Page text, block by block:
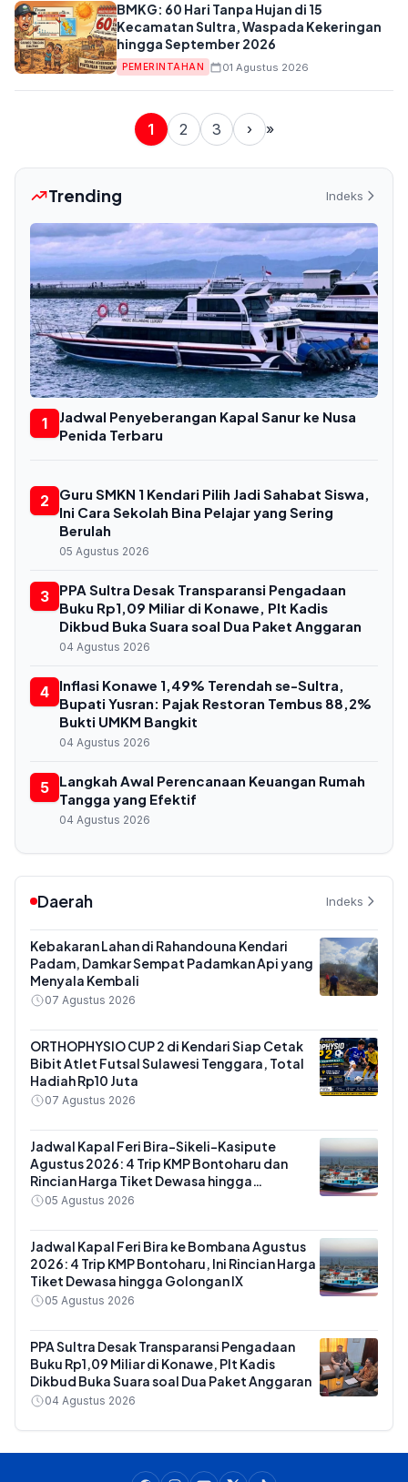
BMKG: 60 Hari Tanpa Hujan di 15
Kecamatan Sultra, Waspada Kekeringan
hingga September 2026
PEMERINTAHAN 01 Agustus 2026
1 2 3 › »
Trending Indeks
1
Jadwal Penyeberangan Kapal Sanur ke Nusa
Penida Terbaru
2
Guru SMKN 1 Kendari Pilih Jadi Sahabat Siswa,
Ini Cara Sekolah Bina Pelajar yang Sering
Berulah
05 Agustus 2026
3
PPA Sultra Desak Transparansi Pengadaan
Buku Rp1,09 Miliar di Konawe, Plt Kadis
Dikbud Buka Suara soal Dua Paket Anggaran
04 Agustus 2026
4
Inflasi Konawe 1,49% Terendah se-Sultra,
Bupati Yusran: Pajak Restoran Tembus 88,2%
Bukti UMKM Bangkit
04 Agustus 2026
5
Langkah Awal Perencanaan Keuangan Rumah
Tangga yang Efektif
04 Agustus 2026
Daerah Indeks
Kebakaran Lahan di Rahandouna Kendari
Padam, Damkar Sempat Padamkan Api yang
Menyala Kembali
07 Agustus 2026
ORTHOPHYSIO CUP 2 di Kendari Siap Cetak
Bibit Atlet Futsal Sulawesi Tenggara, Total
Hadiah Rp10 Juta
07 Agustus 2026
Jadwal Kapal Feri Bira-Sikeli-Kasipute
Agustus 2026: 4 Trip KMP Bontoharu dan
Rincian Harga Tiket Dewasa hingga
Kendaraan Golongan IX
05 Agustus 2026
Jadwal Kapal Feri Bira ke Bombana Agustus
2026: 4 Trip KMP Bontoharu, Ini Rincian Harga
Tiket Dewasa hingga Golongan IX
05 Agustus 2026
PPA Sultra Desak Transparansi Pengadaan
Buku Rp1,09 Miliar di Konawe, Plt Kadis
Dikbud Buka Suara soal Dua Paket Anggaran
04 Agustus 2026